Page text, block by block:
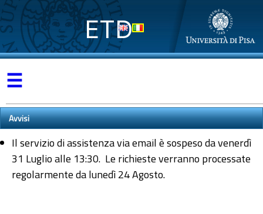
ETD
☰
Avvisi
Il servizio di assistenza via email è sospeso da venerdì
31 Luglio alle 13:30. Le richieste verranno processate
regolarmente da lunedì 24 Agosto.